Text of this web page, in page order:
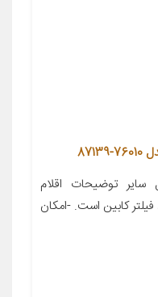
توضیحات اقلام
کابین است. -امکان